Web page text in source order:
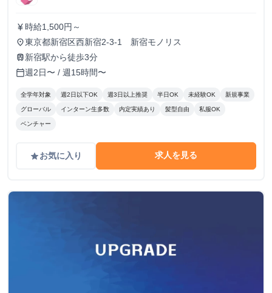
currency_yen 時給1,500円～
place東京都新宿区西新宿2-3-1 新宿モノリス
train 新宿駅から徒歩3分
calendar_today週2日〜 / 週15時間〜
全学年対象 週2日以下OK 週3日以上推奨 半日OK 未経験OK 新規事業
グローバル インターン生多数 内定実績あり 髪型自由 私服OK
ベンチャー
gradeお気に入り 求人を見る